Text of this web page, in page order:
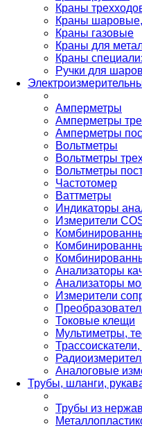
Краны
Краны
Краны газовые
Краны для
Краны
Ручки для
Амперметры
Амперметры
Амперметры
Вольтметры
Вольтметры
Вольтметры
Частотомер
Ваттметры
Индикаторы
Измерители
Анализаторы
Анализаторы
Измерители
Токовые клещи
Мультиметры,
Аналоговые
Трубы, шланги,
Трубы из